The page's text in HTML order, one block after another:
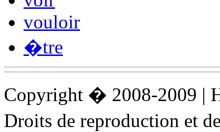
vouloir
�tre
Copyright � 2008-2009 |
Droits de reproduction et